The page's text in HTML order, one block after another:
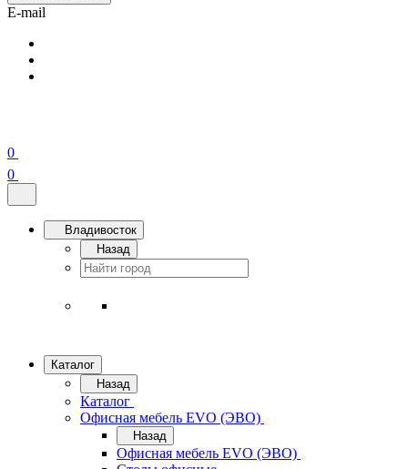
E-mail
0
0
Владивосток
Назад
Каталог
Назад
Каталог
Офисная мебель EVO (ЭВО)
Назад
Офисная мебель EVO (ЭВО)